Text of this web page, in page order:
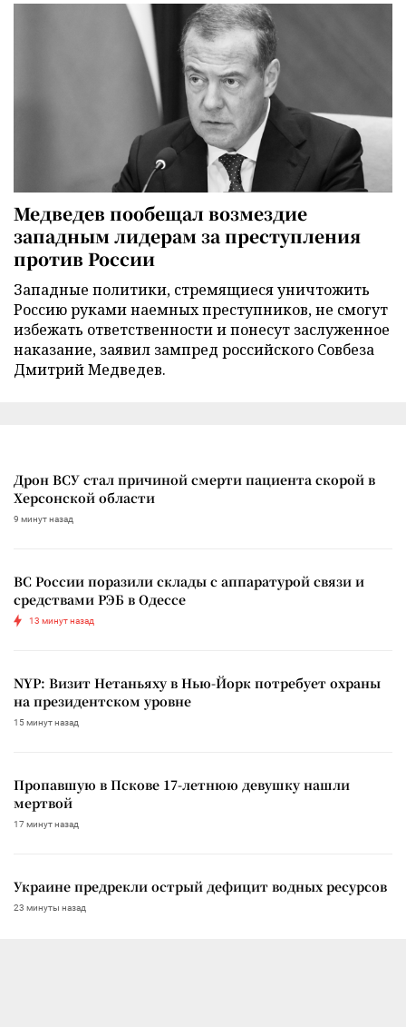
Медведев пообещал возмездие
западным лидерам за преступления
против России
Западные политики, стремящиеся уничтожить
Россию руками наемных преступников, не смогут
избежать ответственности и понесут заслуженное
наказание, заявил зампред российского Совбеза
Дмитрий Медведев.
Дрон ВСУ стал причиной смерти пациента скорой в
Херсонской области
9 минут назад
ВС России поразили склады с аппаратурой связи и
средствами РЭБ в Одессе
13 минут назад
NYP: Визит Нетаньяху в Нью-Йорк потребует охраны
на президентском уровне
15 минут назад
Пропавшую в Пскове 17-летнюю девушку нашли
мертвой
17 минут назад
Украине предрекли острый дефицит водных ресурсов
23 минуты назад